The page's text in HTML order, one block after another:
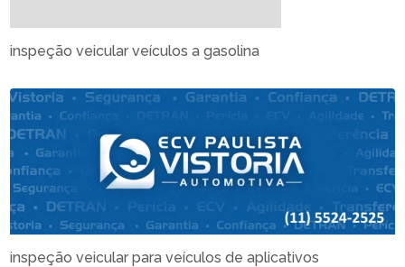
inspeção veicular veículos a gasolina
inspeção veicular para veículos de aplicativos